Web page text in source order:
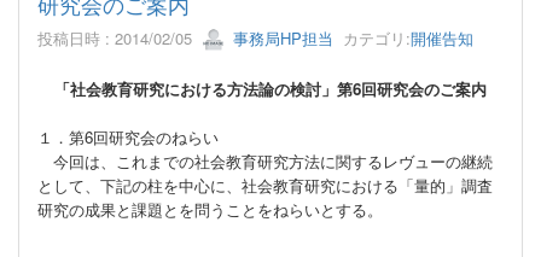
投稿日時 : 2014/02/05 事務局HP担当 カテゴリ:開催告知
「社会教育研究における方法論の検討」第6回研究会のご案内
１．第6回研究会のねらい
今回は、これまでの社会教育研究方法に関するレヴューの継続
として、下記の柱を中心に、社会教育研究における「量的」調査
研究の成果と課題とを問うことをねらいとする。